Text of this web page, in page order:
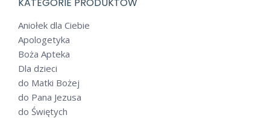
Aniołek dla Ciebie
Apologetyka
Boża Apteka
Dla dzieci
do Matki Bożej
do Pana Jezusa
do Świętych